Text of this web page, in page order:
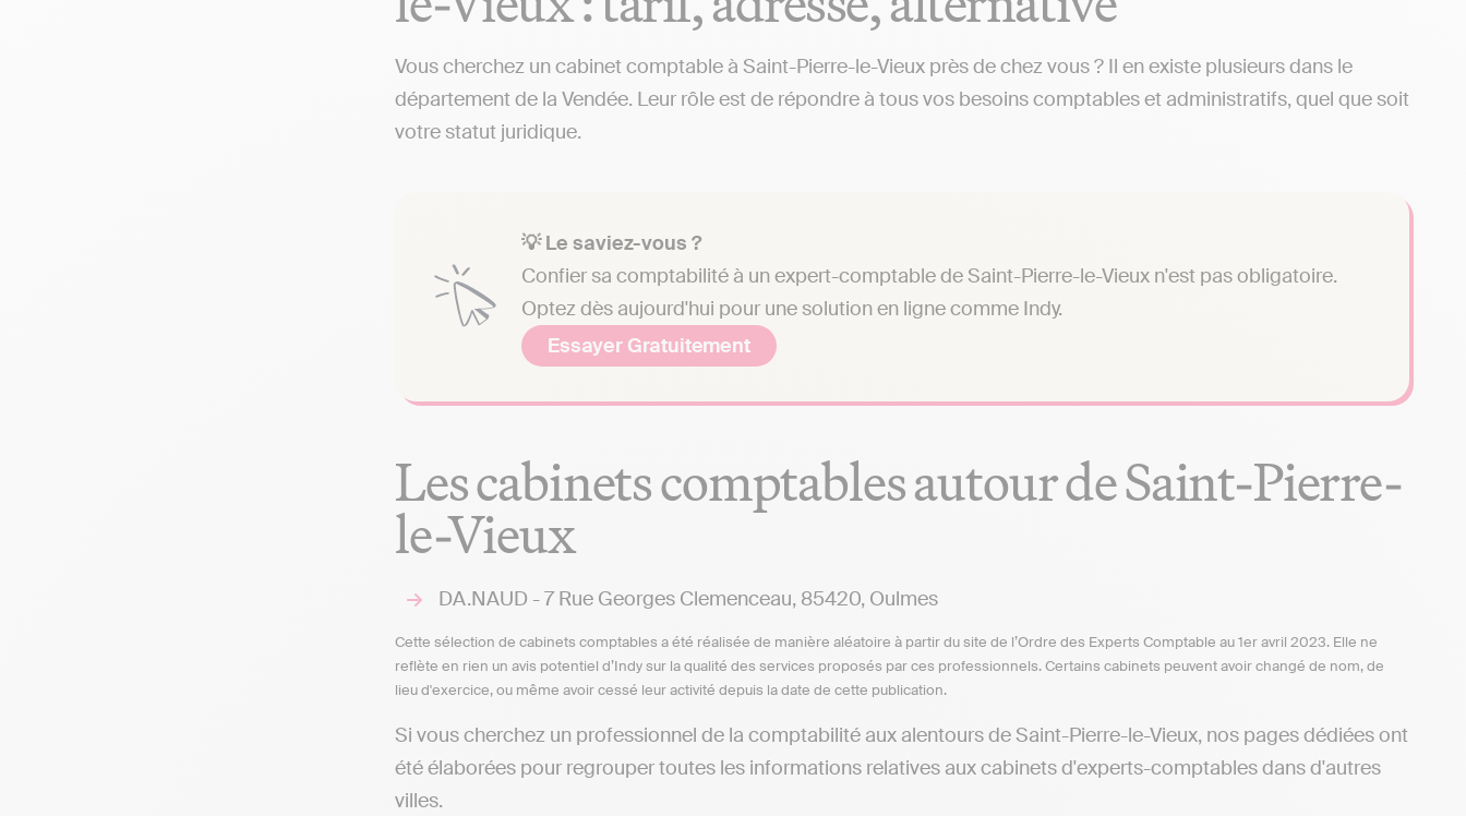
Vous cherchez un cabinet comptable à Saint-Pierre-le-Vieux près de chez vous ? Il en existe plusieurs dans le
département de la Vendée. Leur rôle est de répondre à tous vos besoins comptables et administratifs, quel que soit
votre statut juridique.
💡 Le saviez-vous ?
Confier sa comptabilité à un expert-comptable de Saint-Pierre-le-Vieux n'est pas obligatoire.
Optez dès aujourd'hui pour une solution en ligne comme Indy.
Essayer Gratuitement
Les cabinets comptables autour de Saint-Pierre-
le-Vieux
DA.NAUD - 7 Rue Georges Clemenceau, 85420, Oulmes
Cette sélection de cabinets comptables a été réalisée de manière aléatoire à partir du site de l’Ordre des Experts Comptable au 1er avril 2023. Elle ne
reflète en rien un avis potentiel d’Indy sur la qualité des services proposés par ces professionnels. Certains cabinets peuvent avoir changé de nom, de
lieu d'exercice, ou même avoir cessé leur activité depuis la date de cette publication.
Si vous cherchez un professionnel de la comptabilité aux alentours de Saint-Pierre-le-Vieux, nos pages dédiées ont
été élaborées pour regrouper toutes les informations relatives aux cabinets d'experts-comptables dans d'autres
villes.